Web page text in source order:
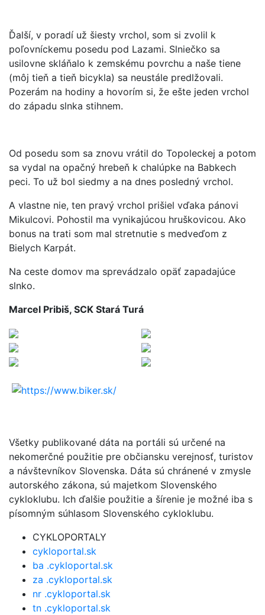
Ďalší, v poradí už šiesty vrchol, som si zvolil k
poľovníckemu posedu pod Lazami. Slniečko sa
usilovne skláňalo k zemskému povrchu a naše tiene
(môj tieň a tieň bicykla) sa neustále predlžovali.
Pozerám na hodiny a hovorím si, že ešte jeden vrchol
do západu slnka stihnem.
Od posedu som sa znovu vrátil do Topoleckej a potom
sa vydal na opačný hrebeň k chalúpke na Babkech
peci. To už bol siedmy a na dnes posledný vrchol.
A vlastne nie, ten pravý vrchol prišiel vďaka pánovi
Mikulcovi. Pohostil ma vynikajúcou hruškovicou. Ako
bonus na trati som mal stretnutie s medveďom z
Bielych Karpát.
Na ceste domov ma sprevádzalo opäť zapadajúce
slnko.
Marcel Pribiš, SCK Stará Turá
Všetky publikované dáta na portáli sú určené na
nekomerčné použitie pre občiansku verejnosť, turistov
a návštevníkov Slovenska. Dáta sú chránené v zmysle
autorského zákona, sú majetkom Slovenského
cykloklubu. Ich ďalšie použitie a šírenie je možné iba s
písomným súhlasom Slovenského cykloklubu.
CYKLOPORTALY
cykloportal.sk
ba .cykloportal.sk
za .cykloportal.sk
nr .cykloportal.sk
tn .cykloportal.sk